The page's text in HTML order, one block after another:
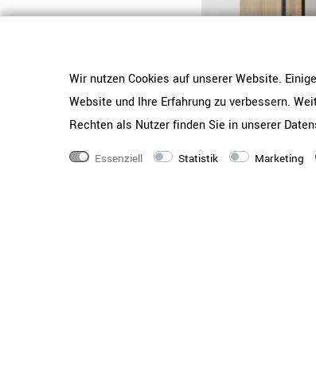
Wir nutzen Cookies auf unserer Website.
Website und Ihre Erfahrung zu verbessern.
Rechten als Nutzer finden Sie in unserer
Essenziell Statistik Marketing